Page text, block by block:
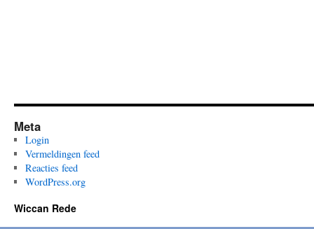
Meta
Login
Vermeldingen feed
Reacties feed
WordPress.org
Wiccan Rede